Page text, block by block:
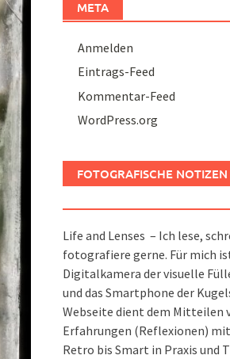
META
Anmelden
Eintrags-Feed
Kommentar-Feed
WordPress.org
FOTOGRAFISCHE
Life and Lenses – Ich lese,
fotografiere gerne. Für mich
Digitalkamera der visuelle
und das Smartphone der
Webseite dient dem Mitteilen
Erfahrungen (Reflexionen)
Retro bis Smart in Praxis und